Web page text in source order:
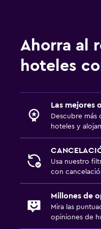
Servicios de lavandería/
Tendedero
Carga de vehículos
Estacionamiento gratuito
Estacionamiento privado
Sistema de
TV de pantalla plana
TV por cable o vía satélite
Ahorra al
hoteles
Las mejores
Descubre más
hoteles y
Usa nuestro
con
Millones de
Mira las
opiniones de